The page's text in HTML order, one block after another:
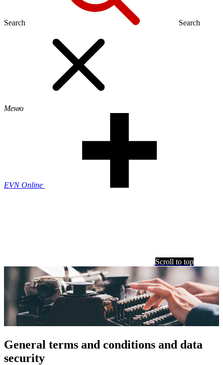
Search Search
Меню
EVN Online
Scroll to top
General terms and conditions and data
security